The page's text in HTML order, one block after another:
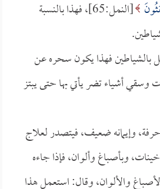
[النمل:65]، فهذا بالنسبة
بالشياطين فهذا يكون سحره عن
وسقي أشياء تضر يأتي بها حتى يبتز
وإيمانه ضعيف، فيتصدر لعلاج
وبأصباغ وألوان، فإذا جاءه
والألوان، وقال: استعمل هذا